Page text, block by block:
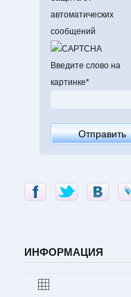
автоматических
сообщений
Введите слово на
картинке*
ИНФОРМАЦИЯ